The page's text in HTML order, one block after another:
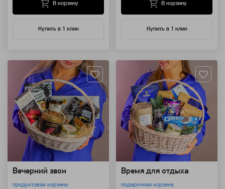
Купить в 1 клик
В корзину
Купить в 1 клик
В корзину
Вечерний звон
продуктовая корзина
Время для отдыха
подарочная корзина